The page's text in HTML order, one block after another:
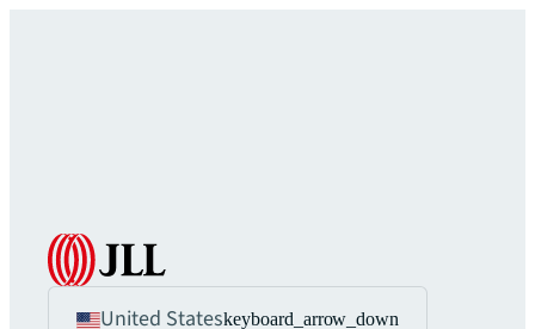
United Stateskeyboard_arrow_down